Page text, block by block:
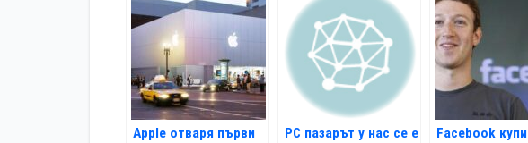
Apple отваря първи
PC пазарът у нас се е
Facebook купи